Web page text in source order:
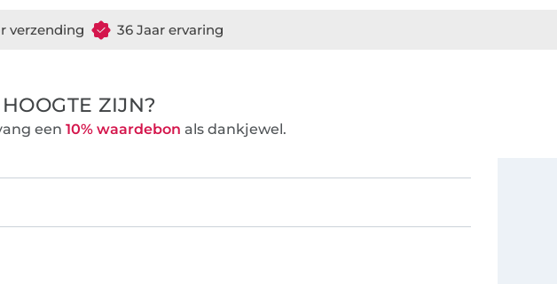
verzending 36 Jaar ervaring
ZIJN?
een 10% waardebon als dankjewel.